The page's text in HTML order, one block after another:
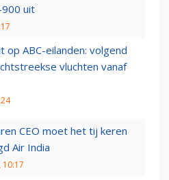
uit
op ABC-eilanden: volgend
vluchten vanaf
CEO moet het tij keren
Air India
10:17